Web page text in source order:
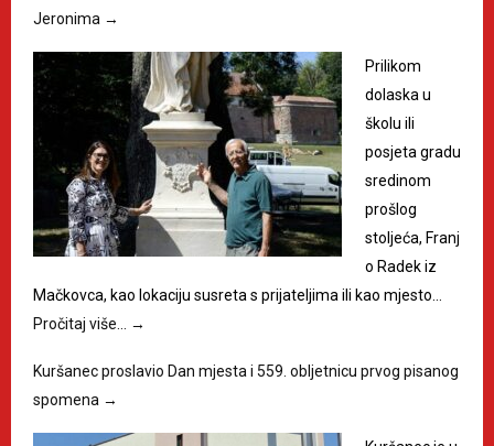
Jeronima →
Prilikom
dolaska u
školu ili
posjeta gradu
sredinom
prošlog
stoljeća, Franj
o Radek iz
Mačkovca, kao lokaciju susreta s prijateljima ili kao mjesto…
Pročitaj više…
→
Kuršanec proslavio Dan mjesta i 559. obljetnicu prvog pisanog
spomena →